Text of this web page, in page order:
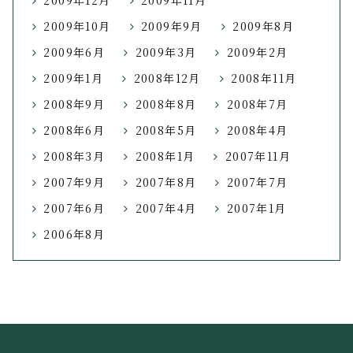
2009年10月
2009年9月
2009年8月
2009年6月
2009年3月
2009年2月
2009年1月
2008年12月
2008年11月
2008年9月
2008年8月
2008年7月
2008年6月
2008年5月
2008年4月
2008年3月
2008年1月
2007年11月
2007年9月
2007年8月
2007年7月
2007年6月
2007年4月
2007年1月
2006年8月